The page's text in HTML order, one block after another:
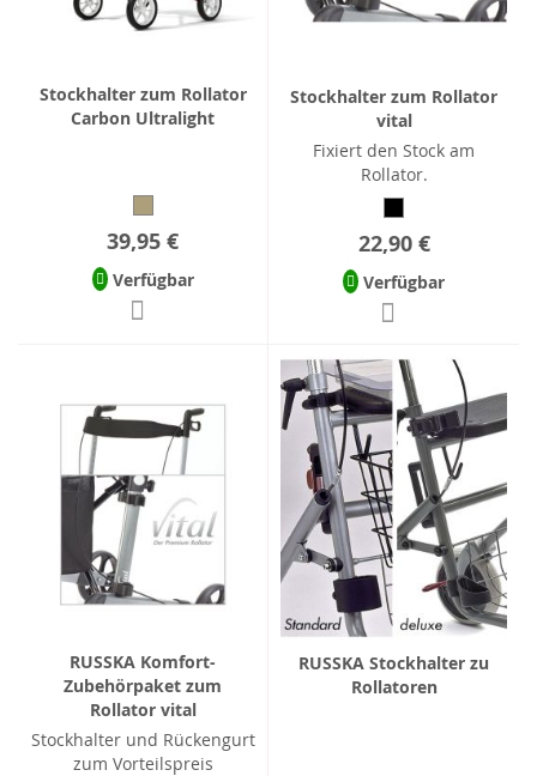
Stockhalter zum Rollator
Carbon Ultralight
39,95 €
Verfügbar
Stockhalter zum Rollator
vital
Fixiert den Stock am
Rollator.
22,90 €
Verfügbar
RUSSKA Komfort-
Zubehörpaket zum
Rollator vital
Stockhalter und Rückengurt
zum Vorteilspreis
RUSSKA Stockhalter zu
Rollatoren